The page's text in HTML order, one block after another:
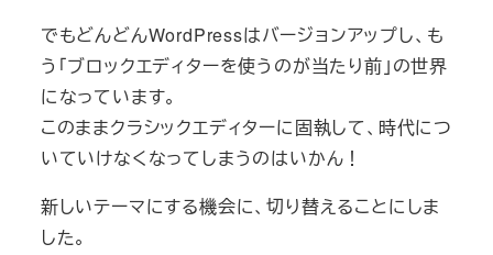
でもどんどんWordPressはバージョンアップし、も
う「ブロックエディターを使うのが当たり前」の世界
になっています。
このままクラシックエディターに固執して、時代につ
いていけなくなってしまうのはいかん！
新しいテーマにする機会に、切り替えることにしま
した。